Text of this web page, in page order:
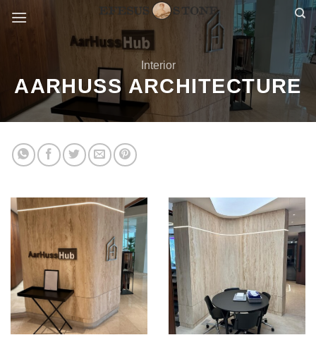
Interior
AARHUSS ARCHITECTURE